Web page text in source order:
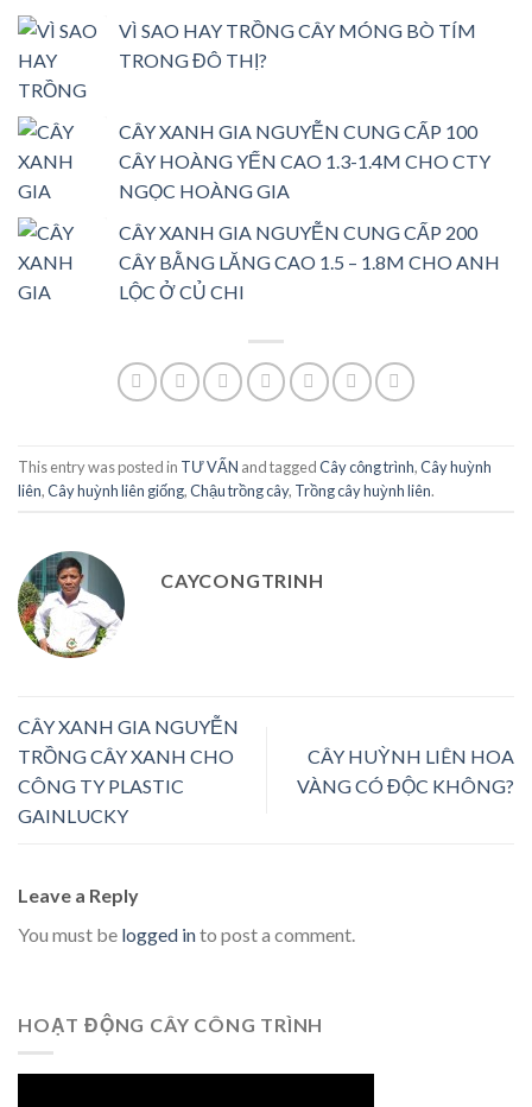
VÌ SAO HAY TRỒNG CÂY MÓNG BÒ TÍM
TRONG ĐÔ THỊ?
CÂY XANH GIA NGUYỄN CUNG CẤP 100
CÂY HOÀNG YẾN CAO 1.3-1.4M CHO CTY
NGỌC HOÀNG GIA
CÂY XANH GIA NGUYỄN CUNG CẤP 200
CÂY BẰNG LĂNG CAO 1.5 – 1.8M CHO ANH
LỘC Ở CỦ CHI
This entry was posted in TƯ VẤN and taggedCây công trình,Cây huỳnh
liên,Cây huỳnh liên giống,Chậu trồng cây, Trồng cây huỳnh liên.
CAYCONGTRINH
CÂY XANH GIA NGUYỄN
TRỒNG CÂY XANH CHO
CÔNG TY PLASTIC
GAINLUCKY
CÂY HUỲNH LIÊN HOA
VÀNG CÓ ĐỘC KHÔNG?
Leave a Reply
You must be logged into post a comment.
HOẠT ĐỘNG CÂY CÔNG TRÌNH